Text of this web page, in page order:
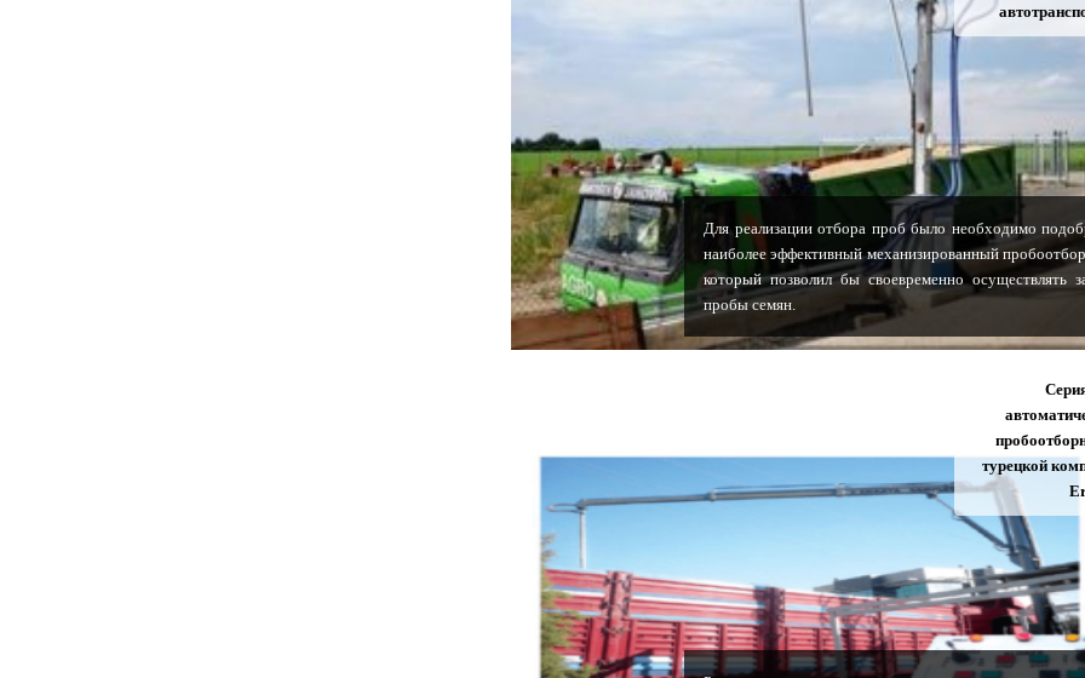
Для реализации отбора проб было необходимо
наиболее эффективный механизированный
который позволил бы своевременно осуществлять
пробы семян.
турецкой